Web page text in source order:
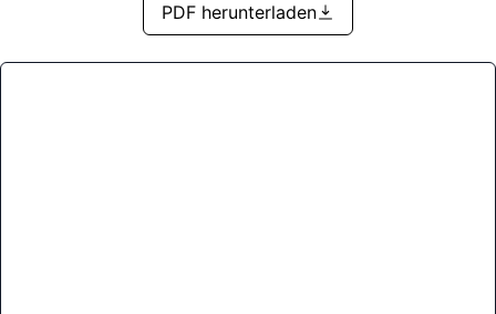
PDF herunterladen